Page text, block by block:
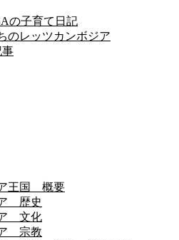
の子育て日記
のレッツカンボジア
事
王国 概要
歴史
文化
宗教